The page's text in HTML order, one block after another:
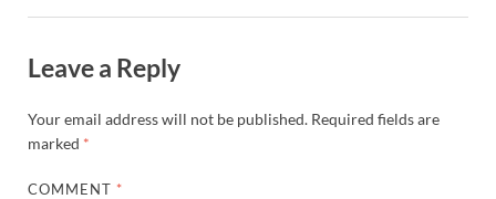
Leave a Reply
Your email address will not be published. Required fields are
marked *
COMMENT *